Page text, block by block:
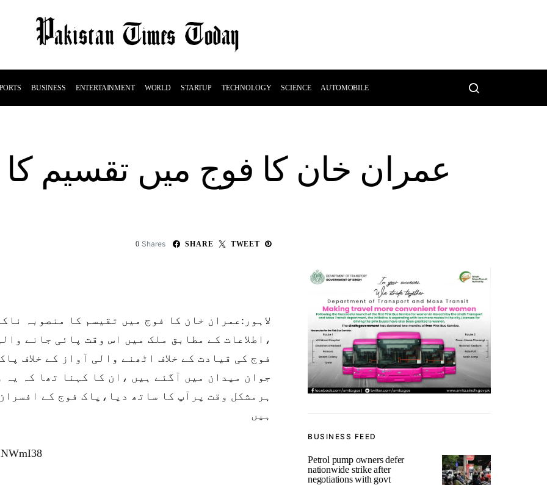
BUSINESS ENTERTAINMENT WORLD STARTUP TECHNOLOGY SCIENCE AUTOMOBILE
عمران خان کا فوج میں تقسیم کا
0 Shares SHARE TWEET
لاہور:عمران خان کا فوج میں تقیسم کا منصوبہ
،اطلاعات کے مطابق ملک میں اس وقت پائی جانے
فوج کی قیادت کے خلاف اٹھنے والی آواز کے خلاف
جوان میدان میں آگئے ہیں ،ان کا کہنا تھا کہ یہ
ہرمشکل وقت پرآپ کا ساتھ دیا،پاک فوج کے
ہیں
BUSINESS FEED
Petrol pump owners defer
nationwide strike after
negotiations with govt